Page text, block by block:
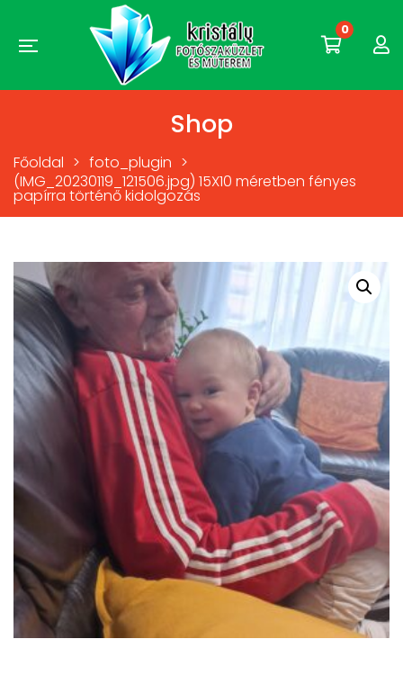
0
Shop
Főoldal > foto_plugin >
(IMG_20230119_121506.jpg) 15X10 méretben fényes
papírra történő kidolgozás